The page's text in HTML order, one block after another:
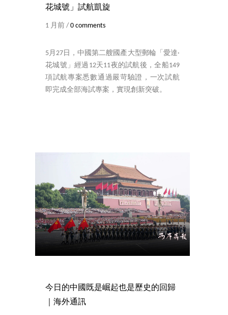
花城號」試航凱旋
1 月前 / 0 comments
5月27日，中國第二艘國產大型郵輪「愛達·
花城號」經過12天11夜的試航後，全船149
項試航專案悉數通過嚴苛驗證，一次試航
即完成全部海試專案，實現創新突破。
今日的中國既是崛起也是歷史的回歸
｜海外通訊